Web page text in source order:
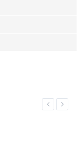
Previous
Next